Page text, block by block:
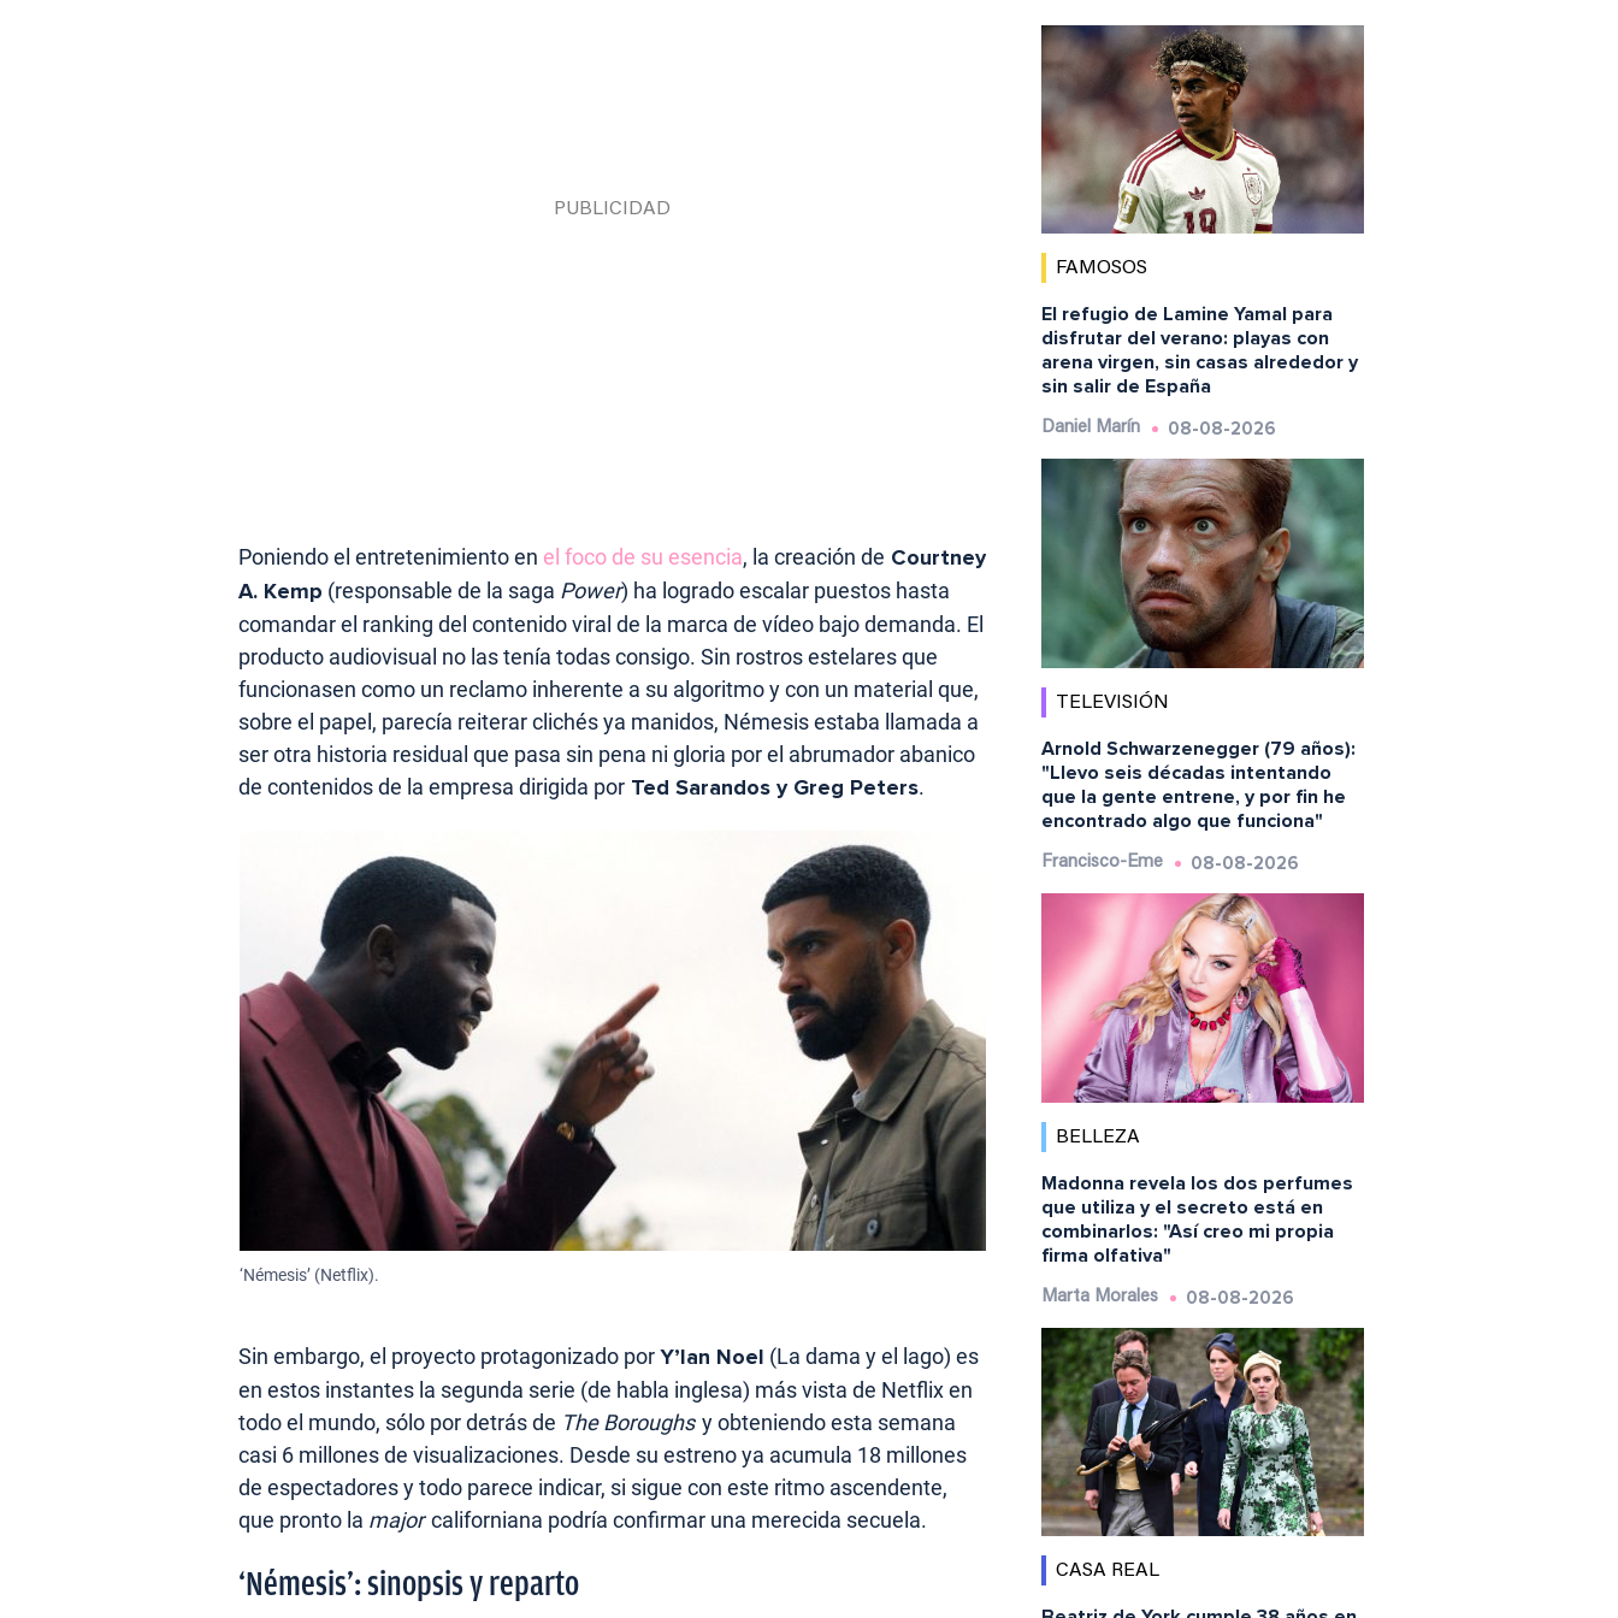
Poniendo el entretenimiento en el foco de su esencia, la creación de Courtney
A. Kemp (responsable de la saga Power) ha logrado escalar puestos hasta
comandar el ranking del contenido viral de la marca de vídeo bajo demanda. El
producto audiovisual no las tenía todas consigo. Sin rostros estelares que
funcionasen como un reclamo inherente a su algoritmo y con un material que,
sobre el papel, parecía reiterar clichés ya manidos, Némesis estaba llamada a
ser otra historia residual que pasa sin pena ni gloria por el abrumador abanico
de contenidos de la empresa dirigida por Ted Sarandos y Greg Peters.
‘Némesis’ (Netflix).
Sin embargo, el proyecto protagonizado porY’lan Noel (La dama y el lago) es
en estos instantes la segunda serie (de habla inglesa) más vista de Netflix en
todo el mundo, sólo por detrás de The Boroughs y obteniendo esta semana
casi 6 millones de visualizaciones. Desde su estreno ya acumula 18 millones
de espectadores y todo parece indicar, si sigue con este ritmo ascendente,
que pronto la majorcaliforniana podría confirmar una merecida secuela.
‘Némesis’: sinopsis y reparto
FAMOSOS
El refugio de Lamine Yamal para
disfrutar del verano: playas con
arena virgen, sin casas alrededor y
sin salir de España
Daniel Marín 08-08-2026
TELEVISIÓN
Arnold Schwarzenegger (79 años):
"Llevo seis décadas intentando
que la gente entrene, y por fin he
encontrado algo que funciona"
Francisco-Eme 08-08-2026
BELLEZA
Madonna revela los dos perfumes
que utiliza y el secreto está en
combinarlos: "Así creo mi propia
firma olfativa"
Marta Morales 08-08-2026
CASA REAL